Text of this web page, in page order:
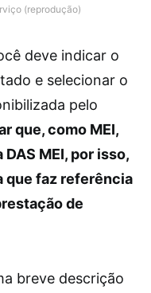
(reprodução)
deve indicar o
e selecionar o
pelo
que, como MEI,
MEI, por isso,
que faz referência
de
breve descrição